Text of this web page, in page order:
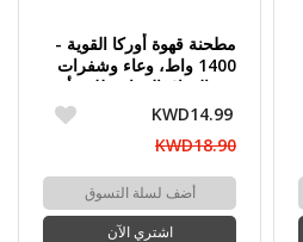
مطحنة قهوة أوركا القوية -
1400 واط، وعاء وشفرات
من الفولاذ المقاوم للصدأ
KWD14.99
KWD18.90
أضف لسلة التسوق
اشتري الآن